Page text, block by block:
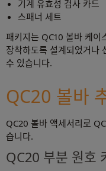
기계 유효성 검사 카드
스패너 세트
패키지는 QC10 볼바 케이
장착하도록 설계되었거나
수 있습니다.
QC20 볼바
QC20 볼바 액세서리로
습니다.
QC20 부분 원호